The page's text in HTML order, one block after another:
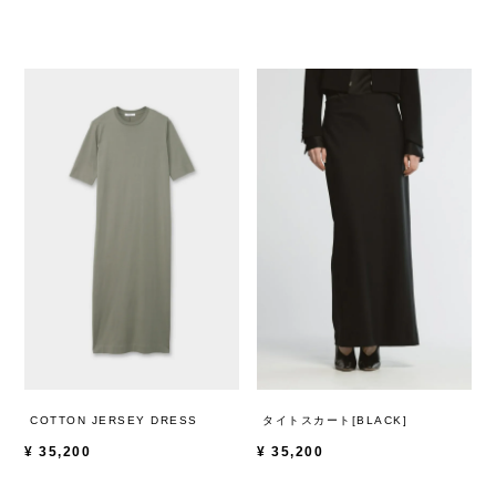
COTTON JERSEY DRESS
¥ 35,200
タイトスカート[BLACK]
¥ 35,200